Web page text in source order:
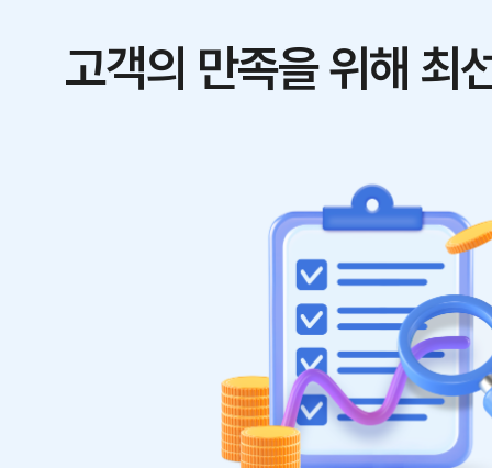
고객의 만족을 위해 최